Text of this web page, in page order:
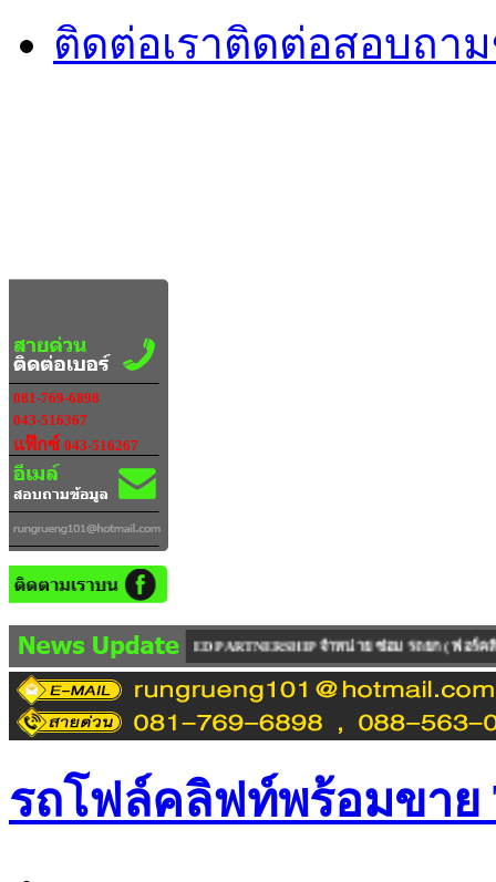
ติดต่อเราติดต่อสอบถา
081-769-6898
043-516367
แฟ๊กซ์ 043-516267
PARTNERSHIP จำหน่าย ซ่อม รถยก ( ฟอร์คลิฟท์ ) ทุกรุ่น ทุกยี่ห้อ ทุกคั
รถโฟล์คลิฟท์พร้อมขาย